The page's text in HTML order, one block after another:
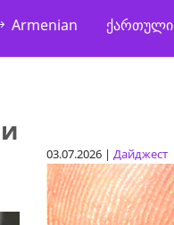
Armenian ქართული
03.07.2026 | Дайджест